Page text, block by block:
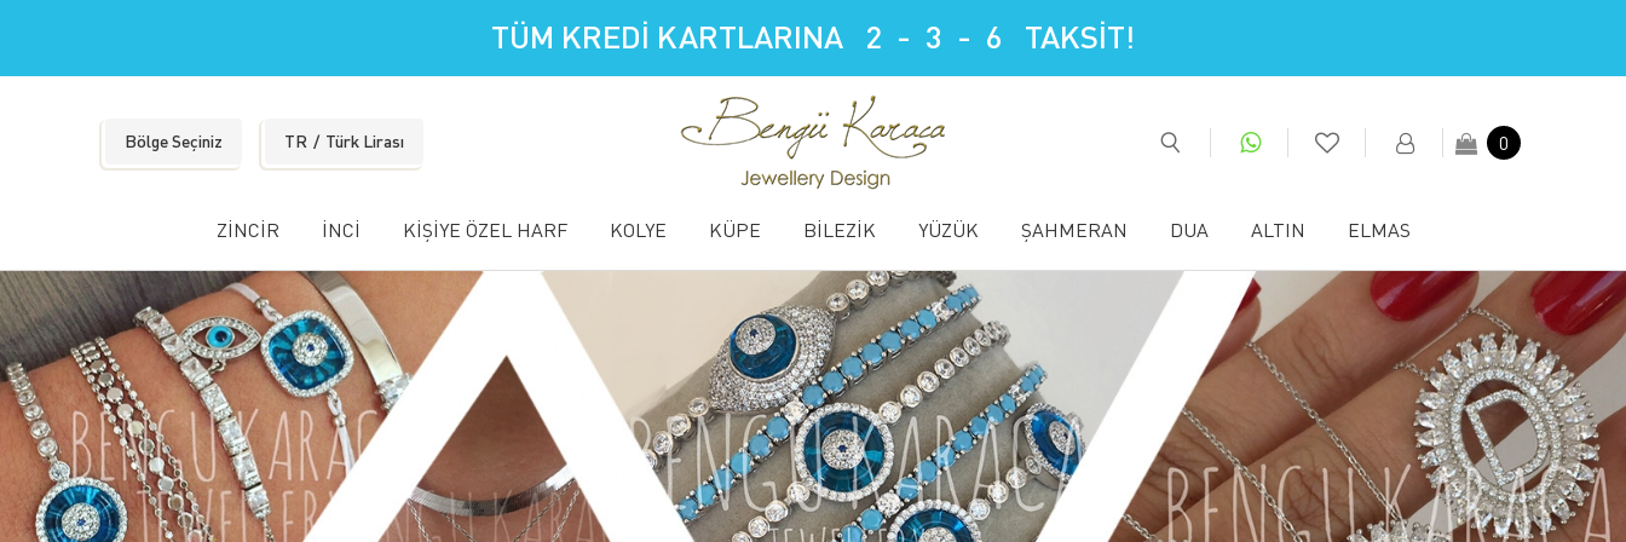
TÜM KREDİ KARTLARINA 2 - 3 - 6 TAKSİT!
Bölge Seçiniz TR Türk Lirası 0
ZİNCİR İNCİ KİŞİYE ÖZEL HARF KOLYE KÜPE BİLEZİK YÜZÜK ŞAHMERAN DUA ALTIN ELMAS